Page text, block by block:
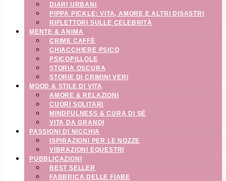
DIARI URBANI
PIPPA PICKLE: VITA, AMORE E ALTRI DISASTRI
RIFLETTORI SULLE CELEBRITÀ
MENTE & ANIMA
CRIME CAFFÈ
CHIACCHIERE PSICO
PSICOPILLOLE
STORIA OSCURA
STORIE DI CRIMINI VERI
MOOD & STILE DI VITA
AMORE & RELAZIONI
CUORI SOLITARI
MINDFULNESS & CURA DI SÉ
VITA DA GRANDI
PASSIONI DI NICCHIA
ISPIRAZIONI PER LE NOZZE
VIBRAZIONI EQUESTRI
PUBBLICAZIONI
BEST SELLER
FABBRICA DELLE FIABE